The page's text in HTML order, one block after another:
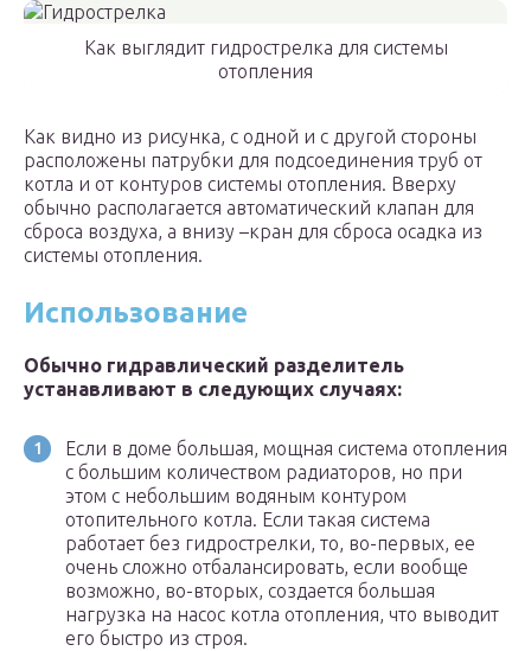
Как выглядит гидрострелка для системы
отопления
Как видно из рисунка, с одной и с другой стороны
расположены патрубки для подсоединения труб от
котла и от контуров системы отопления. Вверху
обычно располагается автоматический клапан для
сброса воздуха, а внизу –кран для сброса осадка из
системы отопления.
Использование
Обычно гидравлический разделитель
устанавливают в следующих случаях:
Если в доме большая, мощная система отопления
с большим количеством радиаторов, но при
этом с небольшим водяным контуром
отопительного котла. Если такая система
работает без гидрострелки, то, во-первых, ее
очень сложно отбалансировать, если вообще
возможно, во-вторых, создается большая
нагрузка на насос котла отопления, что выводит
его быстро из строя.